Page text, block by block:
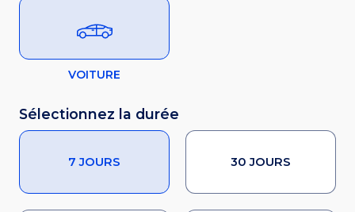
VOITURE
Sélectionnez la durée
7 JOURS 30 JOURS